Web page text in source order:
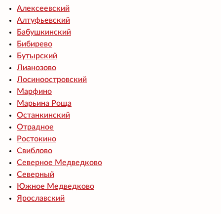
Алексеевский
Алтуфьевский
Бабушкинский
Бибирево
Бутырский
Лианозово
Лосиноостровский
Марфино
Марьина Роща
Останкинский
Отрадное
Ростокино
Свиблово
Северное Медведково
Северный
Южное Медведково
Ярославский